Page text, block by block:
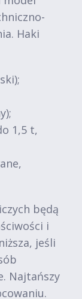
Haki
1,5 t,
będą
i
jeśli
Najtańszy